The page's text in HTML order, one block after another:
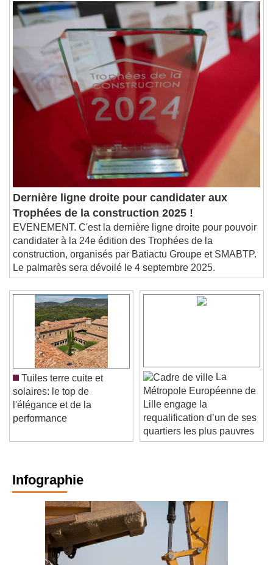
Dernière ligne droite pour candidater aux
Trophées de la construction 2025 !
EVENEMENT. C'est la dernière ligne droite pour pouvoir
candidater à la 24e édition des Trophées de la
construction, organisés par Batiactu Groupe et SMABTP.
Le palmarès sera dévoilé le 4 septembre 2025.
Tuiles terre cuite et
solaires: le top de
l'élégance et de la
La
Métropole Européenne de
Lille engage la
requalification d’un de ses
quartiers les plus pauvres
Infographie